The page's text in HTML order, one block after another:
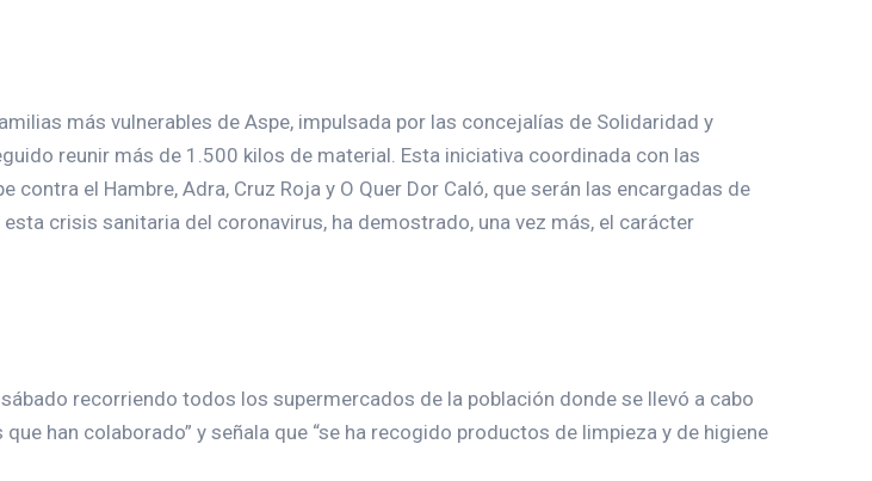
más vulnerables de Aspe, impulsada por las concejalías de Solidaridad y
reunir más de 1.500 kilos de material. Esta iniciativa coordinada con las
el Hambre, Adra, Cruz Roja y O Quer Dor Caló, que serán las encargadas de
crisis sanitaria del coronavirus, ha demostrado, una vez más, el carácter
recorriendo todos los supermercados de la población donde se llevó a cabo
han colaborado” y señala que “se ha recogido productos de limpieza y de higiene